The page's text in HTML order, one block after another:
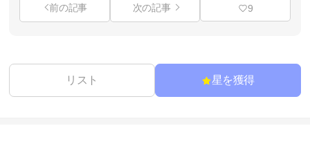
前の記事 次の記事 9
リスト 星を獲得